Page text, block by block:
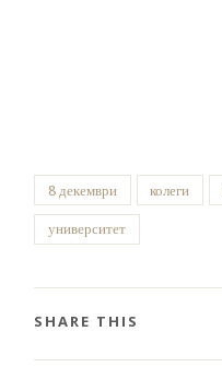
8 декември колеги
университет
SHARE THIS